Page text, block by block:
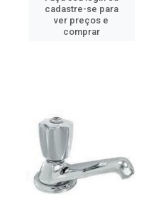
cadastre-se para
ver preços e
comprar